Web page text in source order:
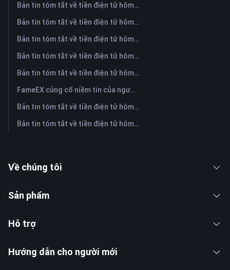
Bản tin tóm tắt về tiền điện tử hôm nay trên FameEX | Ngày 4 tháng 8 năm 2026
Bản tin tóm tắt về tiền điện tử hôm nay trên FameEX | Ngày 3 tháng 8 năm 2026
Bản tin tóm tắt về tiền điện tử hôm nay trên FameEX | Ngày 31 tháng 7 năm 2026
Bản tin tóm tắt về tiền điện tử hôm nay trên FameEX | Ngày 30 tháng 7 năm 2026
Bản tin tóm tắt về tiền điện tử hôm nay trên FameEX | Ngày 29 tháng 7 năm 2026
FameEX củng cố niềm tin của người dùng thông qua tám năm hoạt động ổn định và tăng trưởng toàn cầu
Bản tin tóm tắt về tiền điện tử hôm nay trên FameEX | Ngày 28 tháng 7 năm 2026
Bản tin tóm tắt về tiền điện tử hôm nay trên FameEX | Ngày 27 tháng 7 năm 2026
Về chúng tôi
Sản phẩm
Hỗ trợ
Hướng dẫn cho người mới